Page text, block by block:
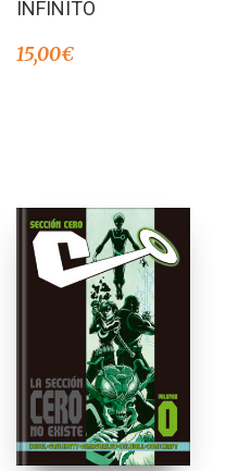
INFINITO
15,00€